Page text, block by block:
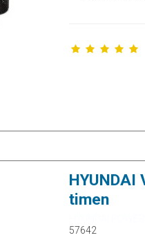
HYUNDAI
timen
57642